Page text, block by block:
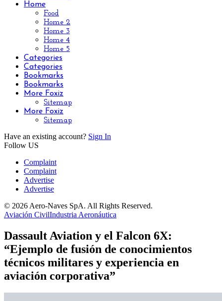
Home
Food
Home 2
Home 3
Home 4
Home 5
Categories
Categories
Bookmarks
Bookmarks
More Foxiz
Sitemap
More Foxiz
Sitemap
Have an existing account? Sign In
Follow US
Complaint
Complaint
Advertise
Advertise
© 2026 Aero-Naves SpA. All Rights Reserved.
Aviación CivilIndustria Aeronáutica
Dassault Aviation y el Falcon 6X:
“Ejemplo de fusión de conocimientos
técnicos militares y experiencia en
aviación corporativa”